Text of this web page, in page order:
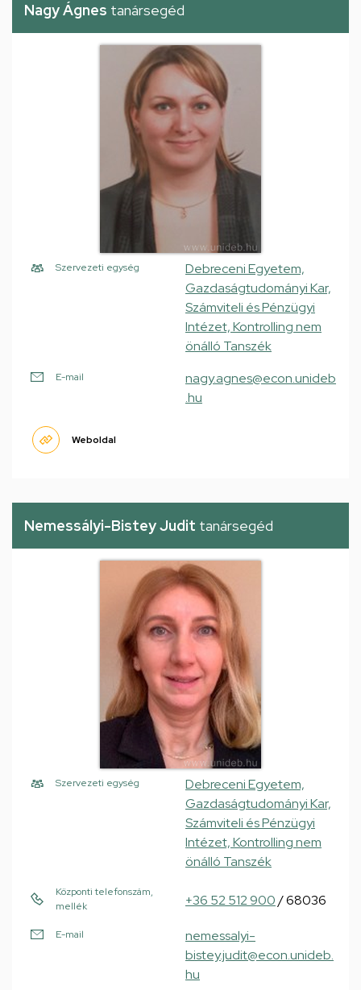
Nagy Ágnes tanársegéd
Szervezeti egység
Debreceni Egyetem,
Gazdaságtudományi Kar,
Számviteli és Pénzügyi
Intézet, Kontrolling nem
önálló Tanszék
E-mail
nagy.agnes@econ.unideb
.hu
Weboldal
Nemessályi-Bistey Judit tanársegéd
Szervezeti egység
Debreceni Egyetem,
Gazdaságtudományi Kar,
Számviteli és Pénzügyi
Intézet, Kontrolling nem
önálló Tanszék
Központi telefonszám,
mellék
+36 52 512 900/ 68036
E-mail
nemessalyi-
bistey.judit@econ.unideb.
hu